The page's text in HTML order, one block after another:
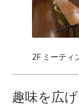
2F ミーティ
趣味を広